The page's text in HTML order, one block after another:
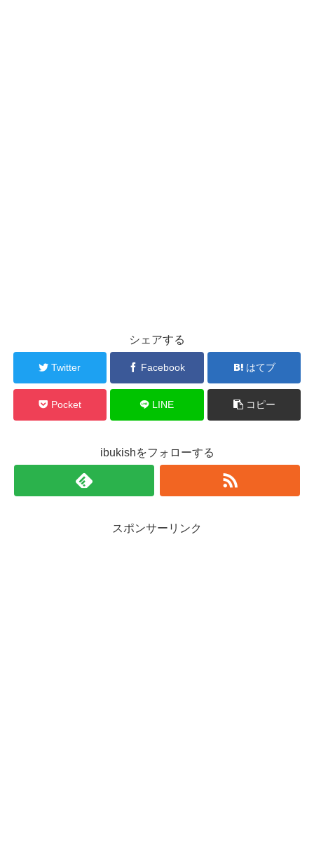
シェアする
Twitter Facebook はてブ
Pocket LINE コピー
ibukishをフォローする
スポンサーリンク